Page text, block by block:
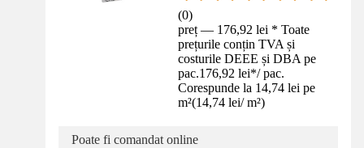
(0)
preț — 176,92 lei * Toate
prețurile conțin TVA și
costurile DEEE și DBA pe
pac.176,92 lei*/ pac.
Corespunde la 14,74 lei pe
m²(14,74 lei/ m²)
Poate fi comandat online